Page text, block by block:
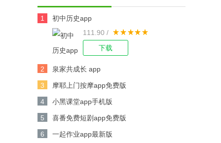
1
初中历史app
111.90 /
下载
2 泉家共成长 app
3 摩耶上门按摩app免费版
4 小黑课堂app手机版
5 喜番免费短剧app免费版
6 一起作业app最新版